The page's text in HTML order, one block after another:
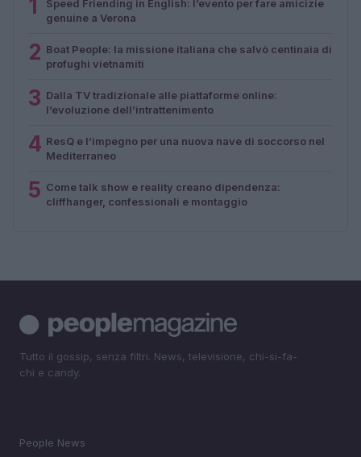
1
Speed Friending in English: l’evento per fare amicizie
genuine a Verona
2 Boat People: la missione italiana che salvò centinaia di
profughi vietnamiti
3 Dalla TV tradizionale alle piattaforme online:
l’evoluzione dell’intrattenimento
4 ResQ e l’impegno per una nuova nave di soccorso nel
Mediterraneo
5 Come talk show e reality creano dipendenza:
cliffhanger, confessionali e montaggio
Tutto il gossip, senza filtri. News, televisione, chi-si-fa-
chi e candy.
People News